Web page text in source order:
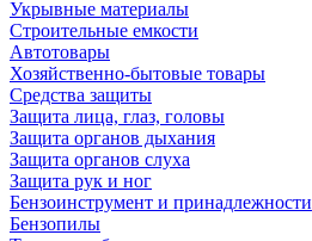
Укрывные материалы
Строительные емкости
Автотовары
Хозяйственно-бытовые товары
Средства защиты
Защита лица, глаз, головы
Защита органов дыхания
Защита органов слуха
Защита рук и ног
Бензоинструмент и принадлежности
Бензопилы